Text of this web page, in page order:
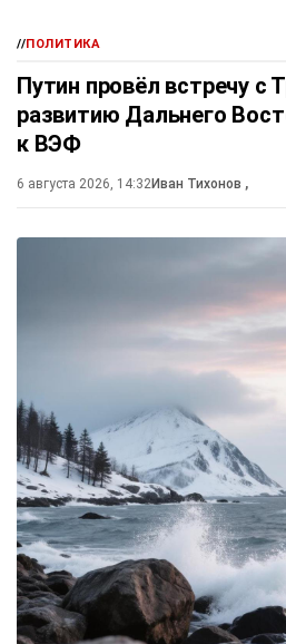
//ПОЛИТИКА
Путин провёл встречу с
развитию Дальнего
к ВЭФ
6 августа 2026, 14:32Иван Тихонов ,